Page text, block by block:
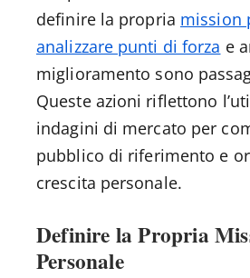
definire la propria mission
analizzare punti di forza e
miglioramento sono
Queste azioni riflettono
indagini di mercato per
pubblico di riferimento e
crescita personale.
Definire la Propria
Personale